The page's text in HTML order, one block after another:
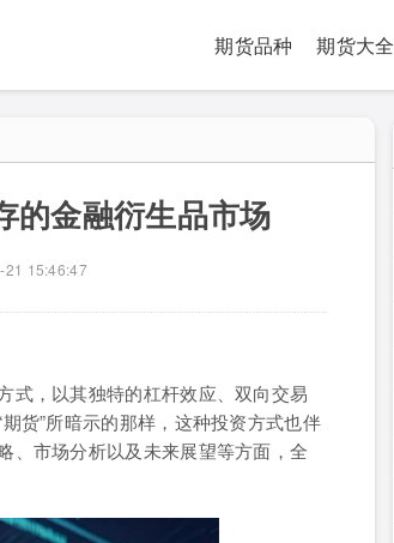
期货品种 期货大全
的金融衍生品市场
21 15:46:47
式，以其独特的杠杆效应、双向交易
货”所暗示的那样，这种投资方式也伴
、市场分析以及未来展望等方面，全